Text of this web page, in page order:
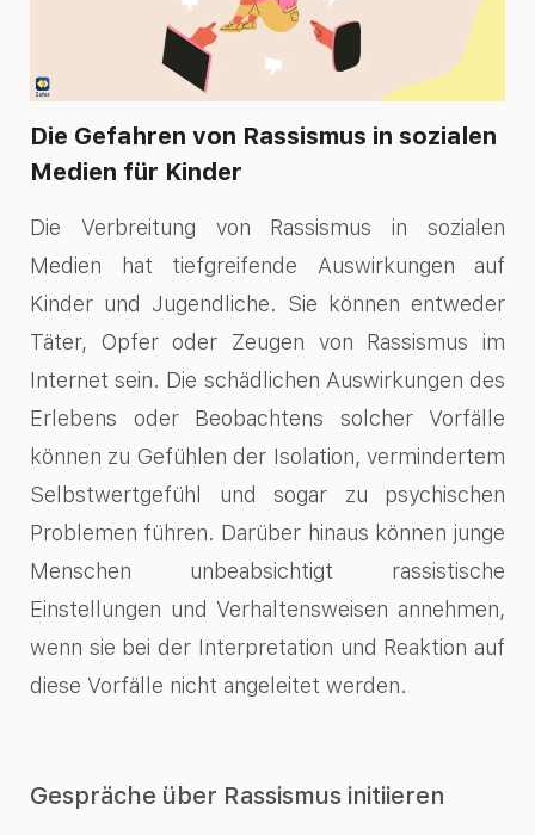
Die Gefahren von Rassismus in sozialen
Medien für Kinder
Die Verbreitung von Rassismus in sozialen
Medien hat tiefgreifende Auswirkungen auf
Kinder und Jugendliche. Sie können entweder
Täter, Opfer oder Zeugen von Rassismus im
Internet sein. Die schädlichen Auswirkungen des
Erlebens oder Beobachtens solcher Vorfälle
können zu Gefühlen der Isolation, vermindertem
Selbstwertgefühl und sogar zu psychischen
Problemen führen. Darüber hinaus können junge
Menschen unbeabsichtigt rassistische
Einstellungen und Verhaltensweisen annehmen,
wenn sie bei der Interpretation und Reaktion auf
diese Vorfälle nicht angeleitet werden.
Gespräche über Rassismus initiieren